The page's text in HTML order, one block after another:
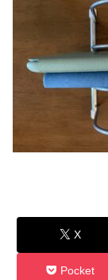
X
Pocket